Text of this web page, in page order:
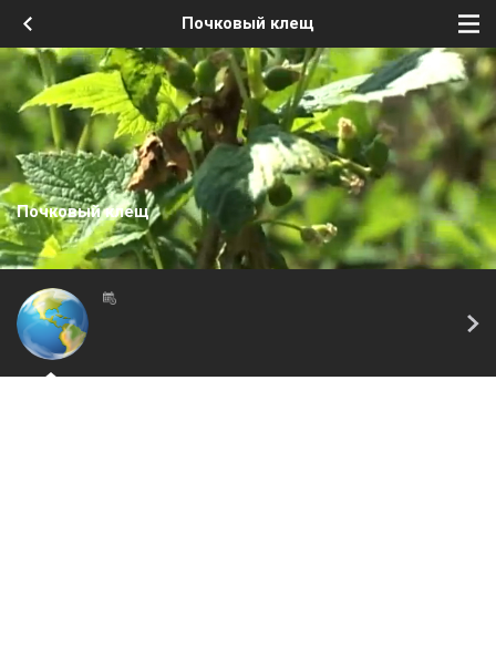
Почковый клещ
Почковый клещ